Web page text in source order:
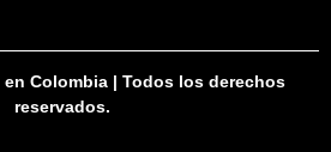
en Colombia | Todos los derechos
reservados.